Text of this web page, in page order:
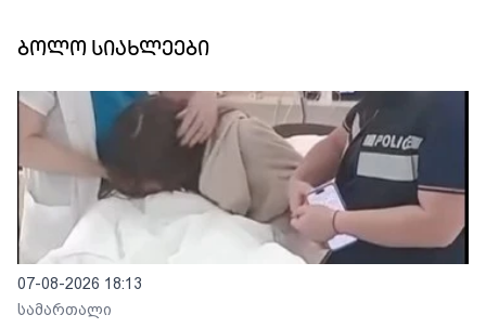
ბოლო სიახლეები
07-08-2026 18:13
სამართალი